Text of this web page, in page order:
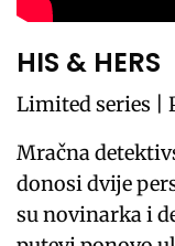
HIS & HERS
Limited series |
Mračna
donosi dvije
su novinarka i